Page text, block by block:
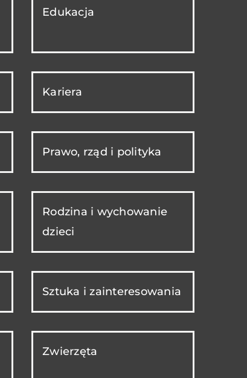
Edukacja
Kariera
Prawo, rząd i polityka
Rodzina i wychowanie
dzieci
Sztuka i zainteresowania
Zwierzęta